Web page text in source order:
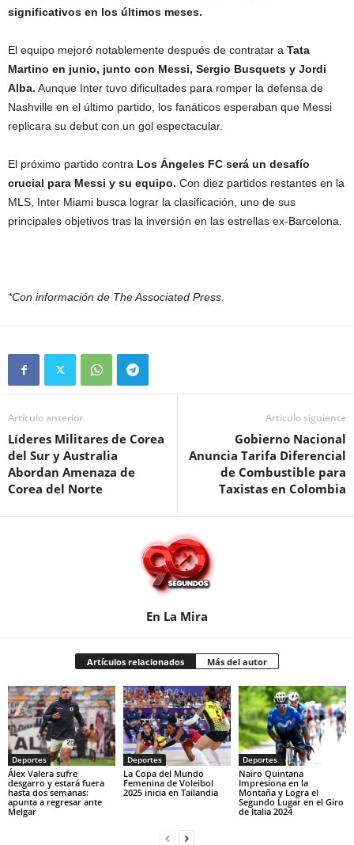
significativos en los últimos meses.
El equipo mejoró notablemente después de contratar a Tata
Martino en junio, junto con Messi, Sergio Busquets y Jordi
Alba. Aunque Inter tuvo dificultades para romper la defensa de
Nashville en el último partido, los fanáticos esperaban que Messi
replicara su debut con un gol espectacular.
El próximo partido contra Los Ángeles FC será un desafío
crucial para Messi y su equipo. Con diez partidos restantes en la
MLS, Inter Miami busca lograr la clasificación, uno de sus
principales objetivos tras la inversión en las estrellas ex-Barcelona.
*Con información de The Associated Press.
Artículo anterior
Líderes Militares de Corea
del Sur y Australia
Abordan Amenaza de
Corea del Norte
Artículo siguiente
Gobierno Nacional
Anuncia Tarifa Diferencial
de Combustible para
Taxistas en Colombia
En La Mira
Artículos relacionados Más del autor
Deportes
Álex Valera sufre
desgarro y estará fuera
hasta dos semanas:
apunta a regresar ante
Melgar
Deportes
La Copa del Mundo
Femenina de Voleibol
2025 inicia en Tailandia
Deportes
Nairo Quintana
Impresiona en la
Montaña y Logra el
Segundo Lugar en el Giro
de Italia 2024